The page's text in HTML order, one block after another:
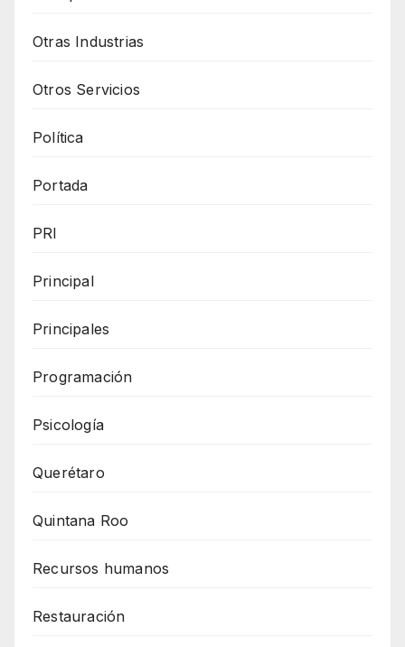
Otras Industrias
Otros Servicios
Política
Portada
PRI
Principal
Principales
Programación
Psicología
Querétaro
Quintana Roo
Recursos humanos
Restauración